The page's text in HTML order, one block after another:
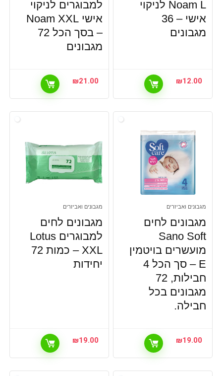
Noam L לניקוי
אישי – 36
מגבונים
₪12.00
למבוגרים לניקוי
אישי Noam XXL
– בסך הכל 72
מגבונים
₪21.00
מגבונים ואביזרים
מגבונים לחים
Sano Soft
מועשרים בויטמין
E – סך הכל 4
חבילות, 72
מגבונים בכל
חבילה.
₪19.00
מגבונים ואביזרים
מגבונים לחים
למבוגרים Lotus
XXL – כמות 72
יחידות
₪19.00